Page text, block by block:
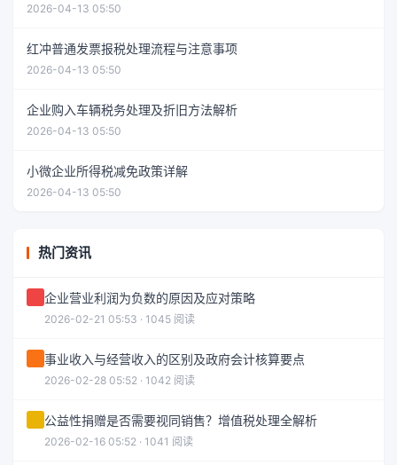
2026-04-13 05:50
红冲普通发票报税处理流程与注意事项
2026-04-13 05:50
企业购入车辆税务处理及折旧方法解析
2026-04-13 05:50
小微企业所得税减免政策详解
2026-04-13 05:50
热门资讯
企业营业利润为负数的原因及应对策略
2026-02-21 05:53 · 1045 阅读
事业收入与经营收入的区别及政府会计核算要点
2026-02-28 05:52 · 1042 阅读
公益性捐赠是否需要视同销售？增值税处理全解析
2026-02-16 05:52 · 1041 阅读